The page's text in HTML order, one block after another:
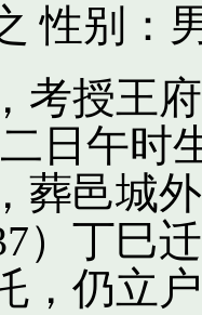
性别：
考授王
日午时
葬邑城
）丁巳
，仍立